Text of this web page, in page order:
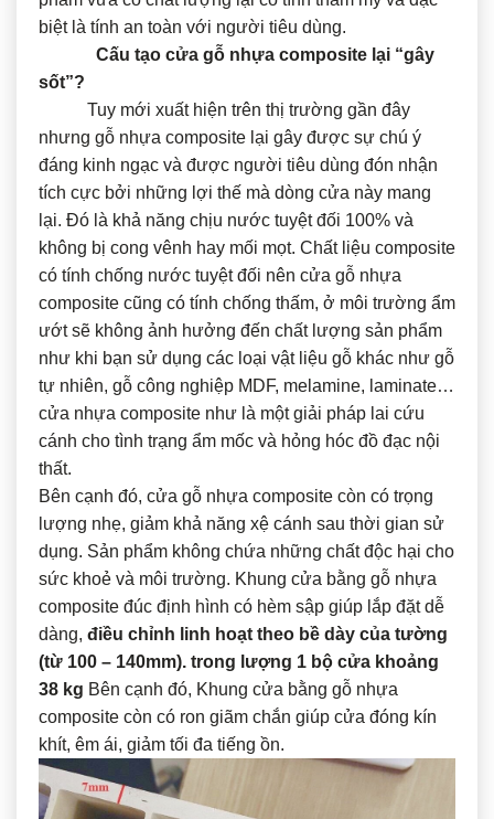
biệt là tính an toàn với người tiêu dùng.
Cấu tạo cửa gỗ nhựa composite lại “gây
sốt”?
Tuy mới xuất hiện trên thị trường gần đây
nhưng gỗ nhựa composite lại gây được sự chú ý
đáng kinh ngạc và được người tiêu dùng đón nhận
tích cực bởi những lợi thế mà dòng cửa này mang
lại. Đó là khả năng chịu nước tuyệt đối 100% và
không bị cong vênh hay mối mọt. Chất liệu composite
có tính chống nước tuyệt đối nên cửa gỗ nhựa
composite cũng có tính chống thấm, ở môi trường ẩm
ướt sẽ không ảnh hưởng đến chất lượng sản phẩm
như khi bạn sử dụng các loại vật liệu gỗ khác như gỗ
tự nhiên, gỗ công nghiệp MDF, melamine, laminate…
cửa nhựa composite như là một giải pháp lai cứu
cánh cho tình trạng ẩm mốc và hỏng hóc đồ đạc nội
thất.
Bên cạnh đó, cửa gỗ nhựa composite còn có trọng
lượng nhẹ, giảm khả năng xệ cánh sau thời gian sử
dụng. Sản phẩm không chứa những chất độc hại cho
sức khoẻ và môi trường. Khung cửa bằng gỗ nhựa
composite đúc định hình có hèm sập giúp lắp đặt dễ
dàng, điều chỉnh linh hoạt theo bề dày của tường
(từ 100 – 140mm). trong lượng 1 bộ cửa khoảng
38 kg Bên cạnh đó, Khung cửa bằng gỗ nhựa
composite còn có ron giãm chắn giúp cửa đóng kín
khít, êm ái, giảm tối đa tiếng ồn.